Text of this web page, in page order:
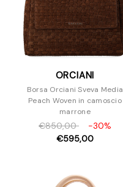
ORCIANI
Borsa Orciani Sveva Media
Peach Woven in camoscio
marrone
€850,00
-30%
€595,00